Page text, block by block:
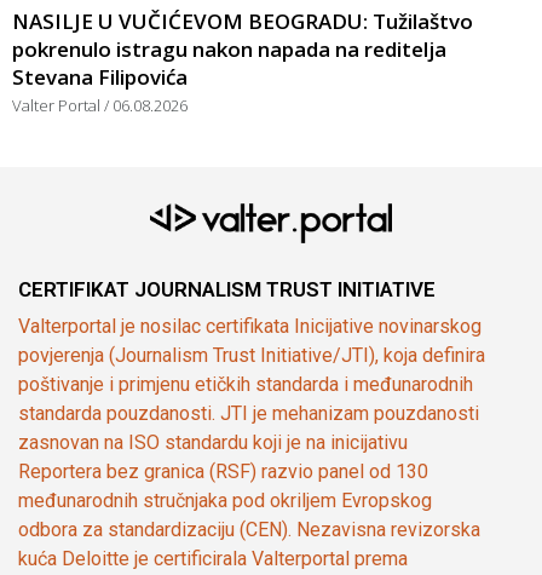
NASILJE U VUČIĆEVOM BEOGRADU: Tužilaštvo
pokrenulo istragu nakon napada na reditelja
Stevana Filipovića
Valter Portal 06.08.2026
CERTIFIKAT JOURNALISM TRUST INITIATIVE
Valterportal je nosilac certifikata Inicijative novinarskog
povjerenja (Journalism Trust Initiative/JTI), koja definira
poštivanje i primjenu etičkih standarda i međunarodnih
standarda pouzdanosti. JTI je mehanizam pouzdanosti
zasnovan na ISO standardu koji je na inicijativu
Reportera bez granica (RSF) razvio panel od 130
međunarodnih stručnjaka pod okriljem Evropskog
odbora za standardizaciju (CEN). Nezavisna revizorska
kuća Deloitte je certificirala Valterportal prema